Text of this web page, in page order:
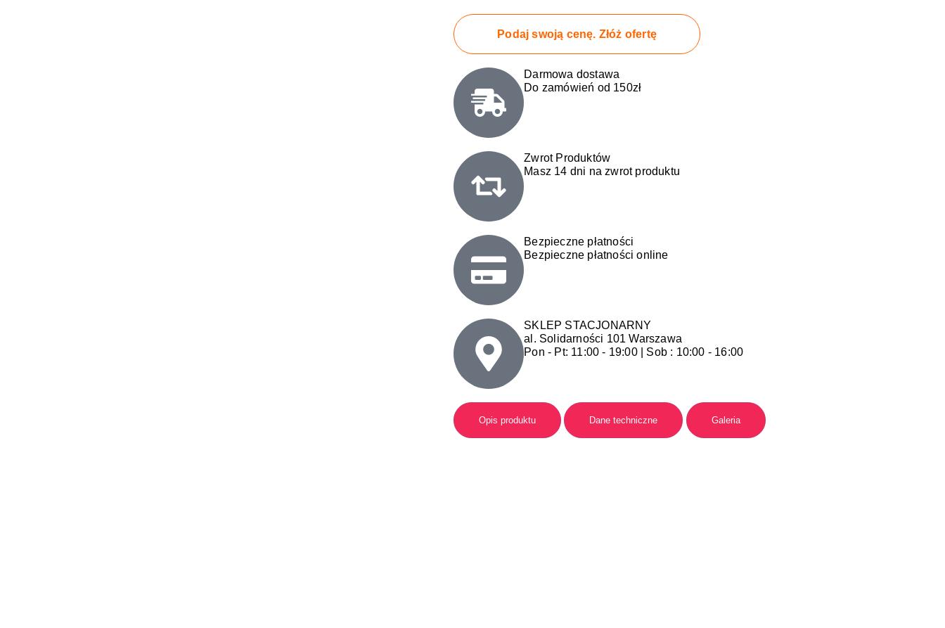
Podaj swoją cenę. Złóż ofertę
Darmowa dostawa
Do zamówień od 150zł
Zwrot Produktów
Masz 14 dni na zwrot produktu
Bezpieczne płatności
Bezpieczne płatności online
SKLEP STACJONARNY
al. Solidarności 101 Warszawa
Pon - Pt: 11:00 - 19:00 | Sob : 10:00 - 16:00
Opis produktu Dane techniczne Galeria